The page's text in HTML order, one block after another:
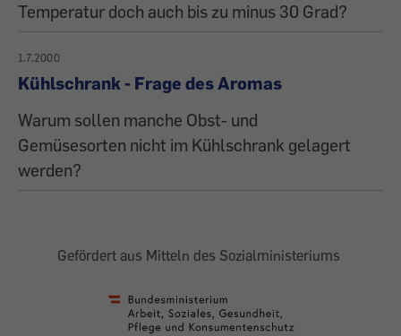
Temperatur doch auch bis zu minus 30 Grad?
1.7.2000
Kühlschrank - Frage des Aromas
Warum sollen manche Obst- und
Gemüsesorten nicht im Kühlschrank gelagert
werden?
Gefördert aus Mitteln des Sozialministeriums